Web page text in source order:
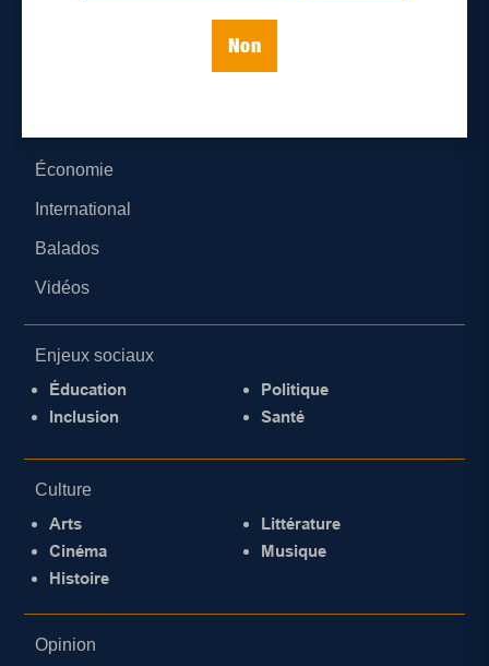
Non
Économie
International
Balados
Vidéos
Enjeux sociaux
Éducation
Inclusion
Politique
Santé
Culture
Arts
Cinéma
Histoire
Littérature
Musique
Opinion